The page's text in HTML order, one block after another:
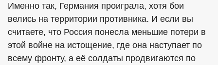
Именно так, Германия проиграла, хотя бои
велись на территории противника. И если вы
считаете, что Россия понесла меньшие потери в
этой войне на истощение, где она наступает по
всему фронту, а её солдаты продвигаются по